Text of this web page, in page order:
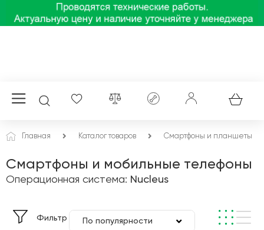
Главная Каталог товаров Смартфоны и планшеты
Смартфоны и мобильные телефоны
Операционная система: Nucleus
Фильтр По популярности